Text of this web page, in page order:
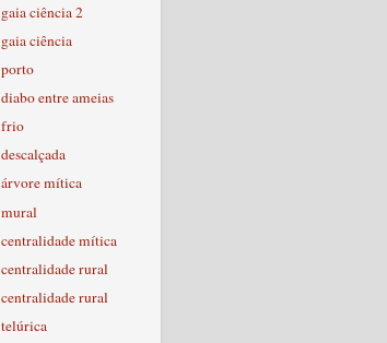
gaia ciência 2
gaia ciência
porto
diabo entre ameias
frio
descalçada
árvore mítica
mural
centralidade mítica
centralidade rural
centralidade rural
telúrica